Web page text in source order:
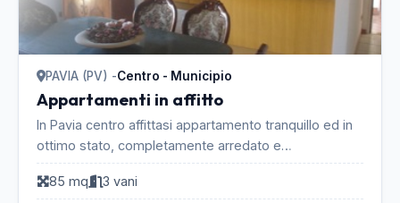
PAVIA (PV) -Centro - Municipio
Appartamenti in affitto
In Pavia centro affittasi appartamento tranquillo ed in
ottimo stato, completamente arredato e
accessoriato. Sito al 4° piano in palazzina completa
di...85 mq 3 vani